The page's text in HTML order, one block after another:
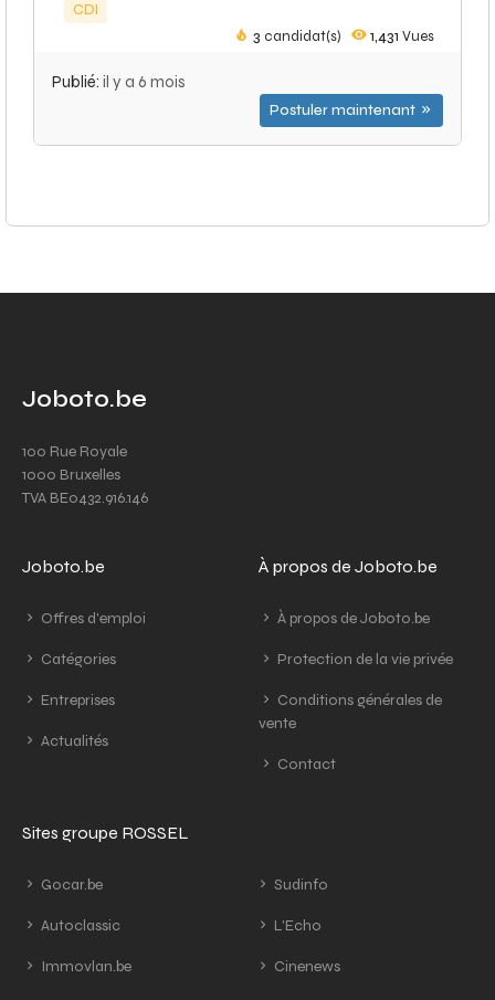
CDI
3 candidat(s) 1,431 Vues
Publié: il y a 6 mois
Postuler maintenant
Joboto.be
100 Rue Royale
1000 Bruxelles
TVA BE0432.916.146
Joboto.be
Offres d'emploi
Catégories
Entreprises
Actualités
À propos de Joboto.be
À propos de Joboto.be
Protection de la vie privée
Conditions générales de
vente
Contact
Sites groupe ROSSEL
Gocar.be
Autoclassic
Immovlan.be
Sudinfo
L'Echo
Cinenews